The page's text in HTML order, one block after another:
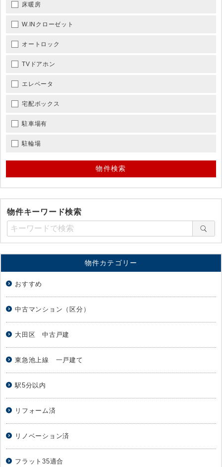
床暖房
W.INクローゼット
オートロック
TVドアホン
エレベータ
宅配ボックス
駐車場有
駐輪場
物件キーワード検索
物件カテゴリー
おすすめ
中古マンション（区分）
大田区 中古戸建
東急池上線 一戸建て
駅5分以内
リフォーム済
リノベーション済
フラット35適合